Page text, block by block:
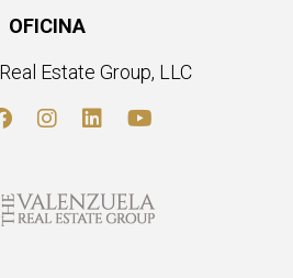
OFICINA
Estate Group, LLC